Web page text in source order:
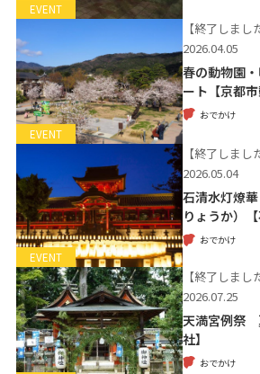
EVENT
EVENT
【終了しまし
2026.04.05
春の動物園
ート【京都市
おでかけ
EVENT
【終了しまし
2026.05.04
石清水灯燎
りょうか）
おでかけ
【終了しまし
2026.07.25
天満宮例祭
社】
おでかけ